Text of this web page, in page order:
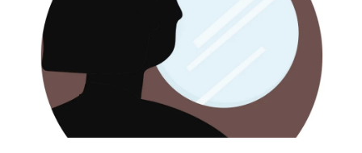
ที่องค์กรทั่วโลกต่างเร่งนำ AI มาเป็นส่วนหนึ่งของการดำเนิน
ธุรกิจ ทำให้คุณสมบัติและทักษะที่นายจ้างมองหาจากบุคลากรก็
เริ่มเปลี่ยนไปพร้อมกัน